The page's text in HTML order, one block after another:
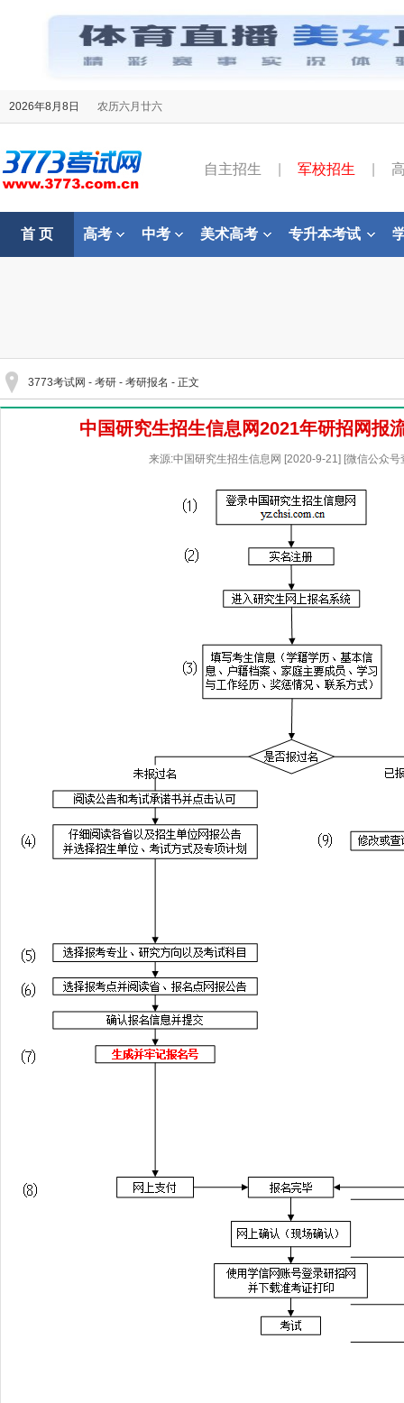
2026年8月8日 农历六月廿六
自主招生 军校招生
首 页 高考 中考 美术高考 专升本考试
3773考试网 - 考研 - 考研报名 - 正文
中国研究生招生信息网2021年研招网报
来源:中国研究生招生信息网 [2020-9-21] [微信公众号